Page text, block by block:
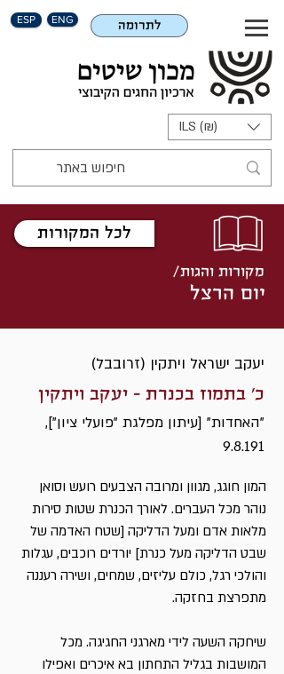
ESP ENG לתרומה
ILS (₪)
לכל המקורות
מקורות והגות/
יום הרצל
יעקב ישראל ויתקין (זרובבל)
כ' בתמוז בכנרת - יעקב ויתקין
"האחדות" [עיתון מפלגת "פועלי ציון"],
9.8.191
המון חוגג, מגוון ומרובה הצבעים רועש וסואן
נוהר מכל העברים. לאורך הכנרת שטות סירות
מלאות אדם ומעל הדליקה [שטח האדמה של
שבט הדליקה מעל כנרת] יורדים רוכבים, עגלות
והולכי רגל, כולם עליזים, שמחים, ושירה רעננה
מתפרצת בחזקה.
שיחקה השעה לידי מארגני החגיגה. מכל
המושבות בגליל התחתון בא איכרים ואפילו